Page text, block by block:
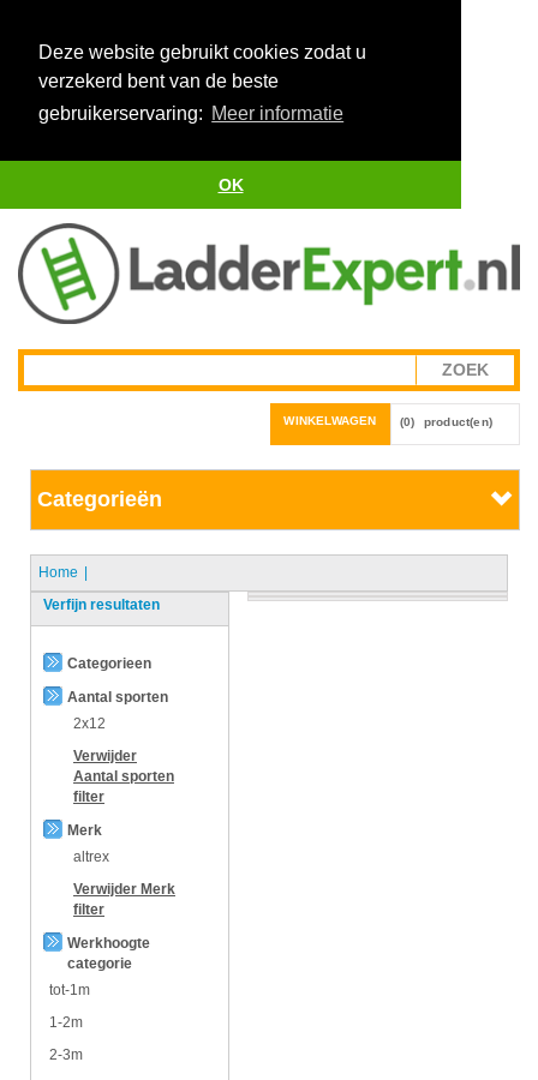
Deze website gebruikt cookies zodat u
verzekerd bent van de beste
gebruikerservaring: Meer informatie
OK
WINKELWAGEN (0) product(en)
Categorieën
Home
Verfijn resultaten
Categorieen
Aantal sporten
2x12
Verwijder
Aantal sporten
filter
Merk
altrex
Verwijder Merk
filter
Werkhoogte
categorie
tot-1m
1-2m
2-3m